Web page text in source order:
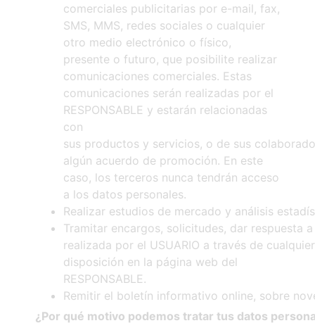
comerciales publicitarias por e-mail, fax,
SMS, MMS, redes sociales o cualquier
otro medio electrónico o físico,
presente o futuro, que posibilite realizar
comunicaciones comerciales. Estas
comunicaciones serán realizadas por el
RESPONSABLE y estarán relacionadas
con
sus productos y servicios, o de sus
algún acuerdo de promoción. En este
caso, los terceros nunca tendrán acceso
a los datos personales.
Realizar estudios de mercado y análisis
Tramitar encargos, solicitudes, dar respuesta
realizada por el USUARIO a través de
disposición en la página web del
RESPONSABLE.
Remitir el boletín informativo online, sobre
¿Por qué motivo podemos tratar tus datos